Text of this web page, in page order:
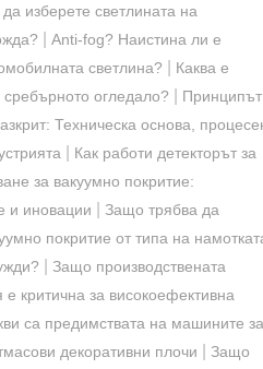
да изберете светлината на
Anti-fog? Наистина ли е
светлина?
Каква е
огледало?
Принципът
Техническа основа,
Как работи детекторът за
за вакуумно покритие:
и иновации
Защо трябва да
покритие от типа на
Защо производствената
критична за високоефективна
са предимствата на машините за
декоративни плочи
Защо